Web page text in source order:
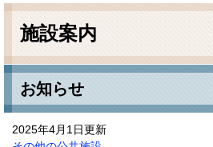
本
本
施設案内
お知らせ
2025年4月1日更新